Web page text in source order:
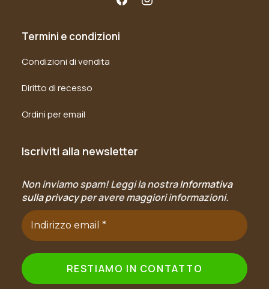
Termini e condizioni
Condizioni di vendita
Diritto di recesso
Ordini per email
Iscriviti alla newsletter
Non inviamo spam! Leggi la nostraInformativa
sulla privacyper avere maggiori informazioni.